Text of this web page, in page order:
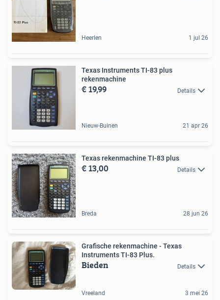
Heerlen 1 jul 26
Texas Instruments TI-83 plus
rekenmachine
€ 19,99 Details
Nieuw-Buinen 21 apr 26
Texas rekenmachine TI-83 plus
€ 13,00 Details
Breda 28 jun 26
Grafische rekenmachine - Texas
Instruments TI-83 Plus.
Bieden Details
Vreeland 3 mei 26